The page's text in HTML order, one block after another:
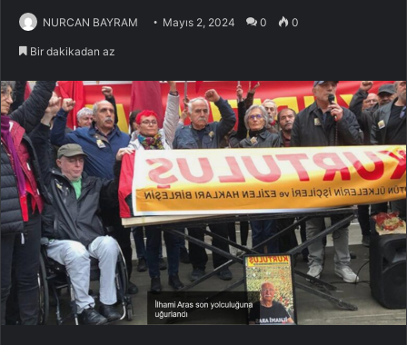
NURCAN BAYRAM Mayıs 2, 2024 0 0
Bir dakikadan az